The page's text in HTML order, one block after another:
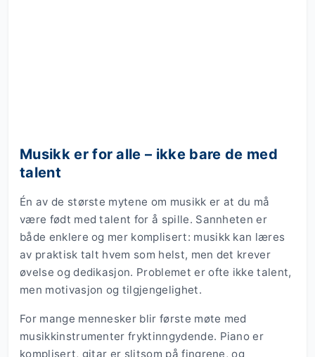
Musikk er for alle – ikke bare de med
talent
Én av de største mytene om musikk er at du må
være født med talent for å spille. Sannheten er
både enklere og mer komplisert: musikk kan læres
av praktisk talt hvem som helst, men det krever
øvelse og dedikasjon. Problemet er ofte ikke talent,
men motivasjon og tilgjengelighet.
For mange mennesker blir første møte med
musikkinstrumenter fryktinngydende. Piano er
komplisert, gitar er slitsom på fingrene, og